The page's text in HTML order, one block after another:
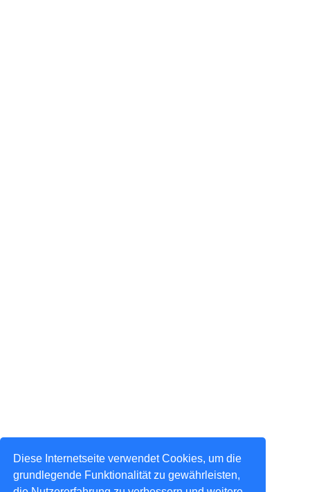
Diese Internetseite verwendet Cookies, um die
grundlegende Funktionalität zu gewährleisten,